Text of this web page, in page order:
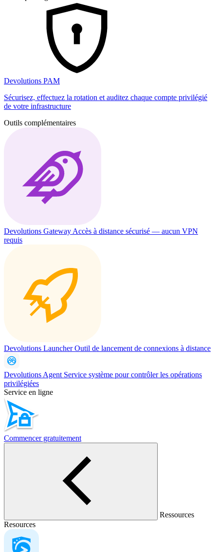
Devolutions PAM
Sécurisez, effectuez la rotation et auditez chaque compte privilégié
de votre infrastructure
Outils complémentaires
Devolutions Gateway Accès à distance sécurisé — aucun VPN
requis
Devolutions Launcher Outil de lancement de connexions à distance
Devolutions Agent Service système pour contrôler les opérations
privilégiées
Service en ligne
Commencer gratuitement
Ressources
Resources